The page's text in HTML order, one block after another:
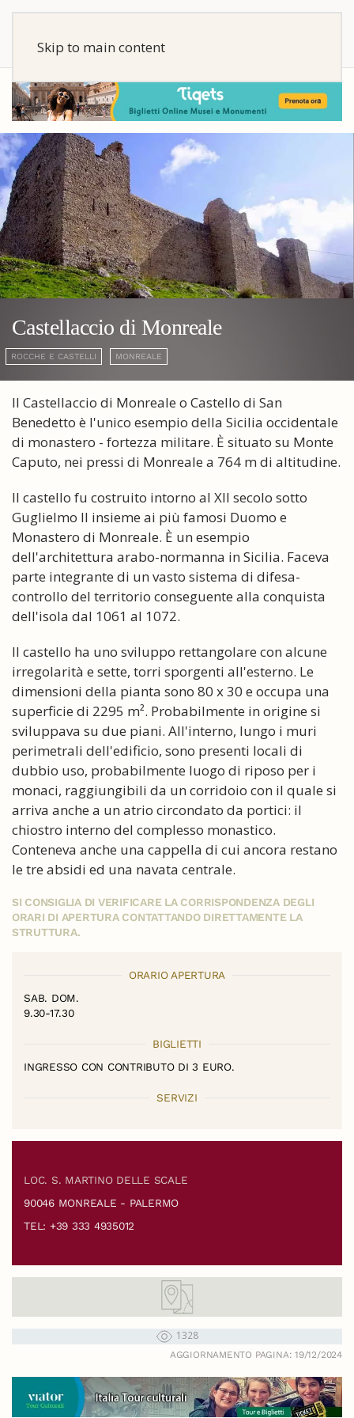
Skip to main content
Castellaccio di Monreale
ROCCHE E CASTELLI MONREALE
Il Castellaccio di Monreale o Castello di San
Benedetto è l'unico esempio della Sicilia occidentale
di monastero - fortezza militare. È situato su Monte
Caputo, nei pressi di Monreale a 764 m di altitudine.
Il castello fu costruito intorno al XII secolo sotto
Guglielmo II insieme ai più famosi Duomo e
Monastero di Monreale. È un esempio
dell'architettura arabo-normanna in Sicilia. Faceva
parte integrante di un vasto sistema di difesa-
controllo del territorio conseguente alla conquista
dell'isola dal 1061 al 1072.
Il castello ha uno sviluppo rettangolare con alcune
irregolarità e sette, torri sporgenti all'esterno. Le
dimensioni della pianta sono 80 x 30 e occupa una
superficie di 2295 m². Probabilmente in origine si
sviluppava su due piani. All'interno, lungo i muri
perimetrali dell'edificio, sono presenti locali di
dubbio uso, probabilmente luogo di riposo per i
monaci, raggiungibili da un corridoio con il quale si
arriva anche a un atrio circondato da portici: il
chiostro interno del complesso monastico.
Conteneva anche una cappella di cui ancora restano
le tre absidi ed una navata centrale.
SI CONSIGLIA DI VERIFICARE LA CORRISPONDENZA DEGLI
ORARI DI APERTURA CONTATTANDO DIRETTAMENTE LA
STRUTTURA.
ORARIO APERTURA
SAB. DOM.
9.30-17.30
BIGLIETTI
INGRESSO CON CONTRIBUTO DI 3 EURO.
SERVIZI
LOC. S. MARTINO DELLE SCALE
90046 MONREALE - PALERMO
TEL: +39 333 4935012
1328
AGGIORNAMENTO PAGINA: 19/12/2024